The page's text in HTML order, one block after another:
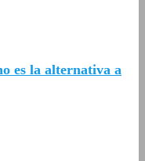
es la alternativa a